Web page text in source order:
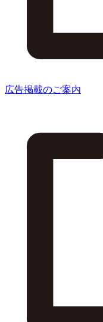
広告掲載のご案内